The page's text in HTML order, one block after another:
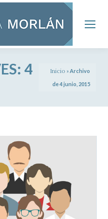
4
Inicio »Archivo
de 4 junio, 2015